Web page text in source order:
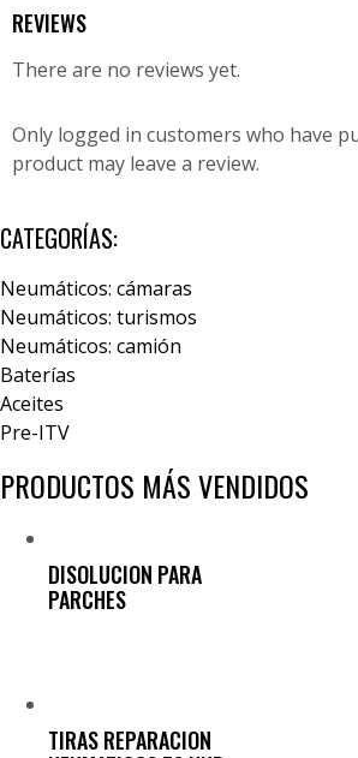
REVIEWS
There are no reviews yet.
Only logged in customers who have
product may leave a review.
CATEGORÍAS:
Neumáticos: cámaras
Neumáticos: turismos
Neumáticos: camión
Baterías
Aceites
Pre-ITV
PRODUCTOS MÁS VENDIDOS
DISOLUCION PARA
PARCHES
TIRAS REPARACION